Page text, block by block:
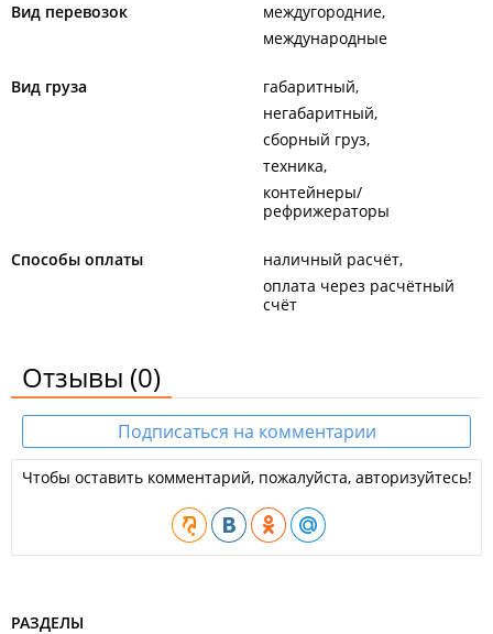
Вид перевозок
междугородние
международные
Вид груза
габаритный
негабаритный
сборный груз
техника
контейнеры/
рефрижераторы
Способы оплаты
наличный расчёт
оплата через расчётный
счёт
Отзывы (0)
Подписаться на комментарии
Чтобы оставить комментарий, пожалуйста, авторизуйтесь!
РАЗДЕЛЫ